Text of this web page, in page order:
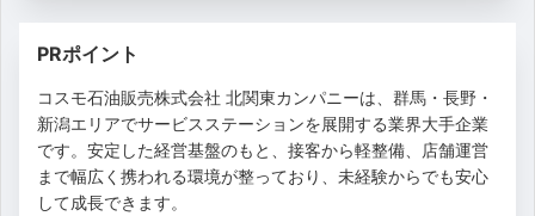
PRポイント
コスモ石油販売株式会社 北関東カンパニーは、群馬・長野・
新潟エリアでサービスステーションを展開する業界大手企業
です。安定した経営基盤のもと、接客から軽整備、店舗運営
まで幅広く携われる環境が整っており、未経験からでも安心
して成長できます。